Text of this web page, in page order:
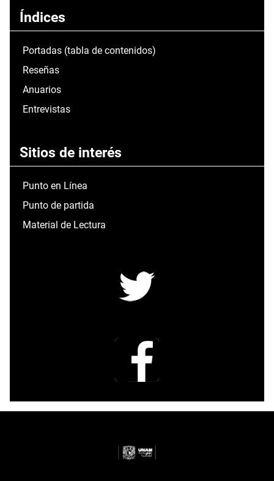
Índices
Portadas (tabla de contenidos)
Reseñas
Anuarios
Entrevistas
Sitios de interés
Punto en Línea
Punto de partida
Material de Lectura